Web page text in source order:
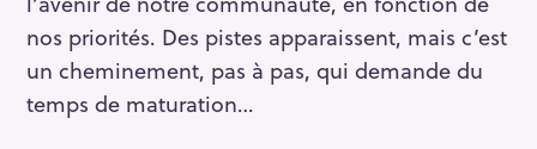
nos priorités. Des pistes apparaissent, mais c’est
un cheminement, pas à pas, qui demande du
temps de maturation…